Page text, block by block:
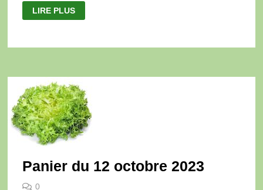
PANIER
DU
19
LIRE PLUS
Panier du 12 octobre 2023
0